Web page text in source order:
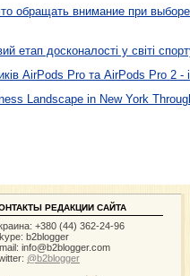
обращать внимание при
етап досконалості у світі
AirPods Pro та AirPods Pro 2 -
Landscape in New York
РЕДАКЦИИ САЙТА
+380 (44) 362-24-96
b2blogger
info@b2blogger.com
@b2blogger